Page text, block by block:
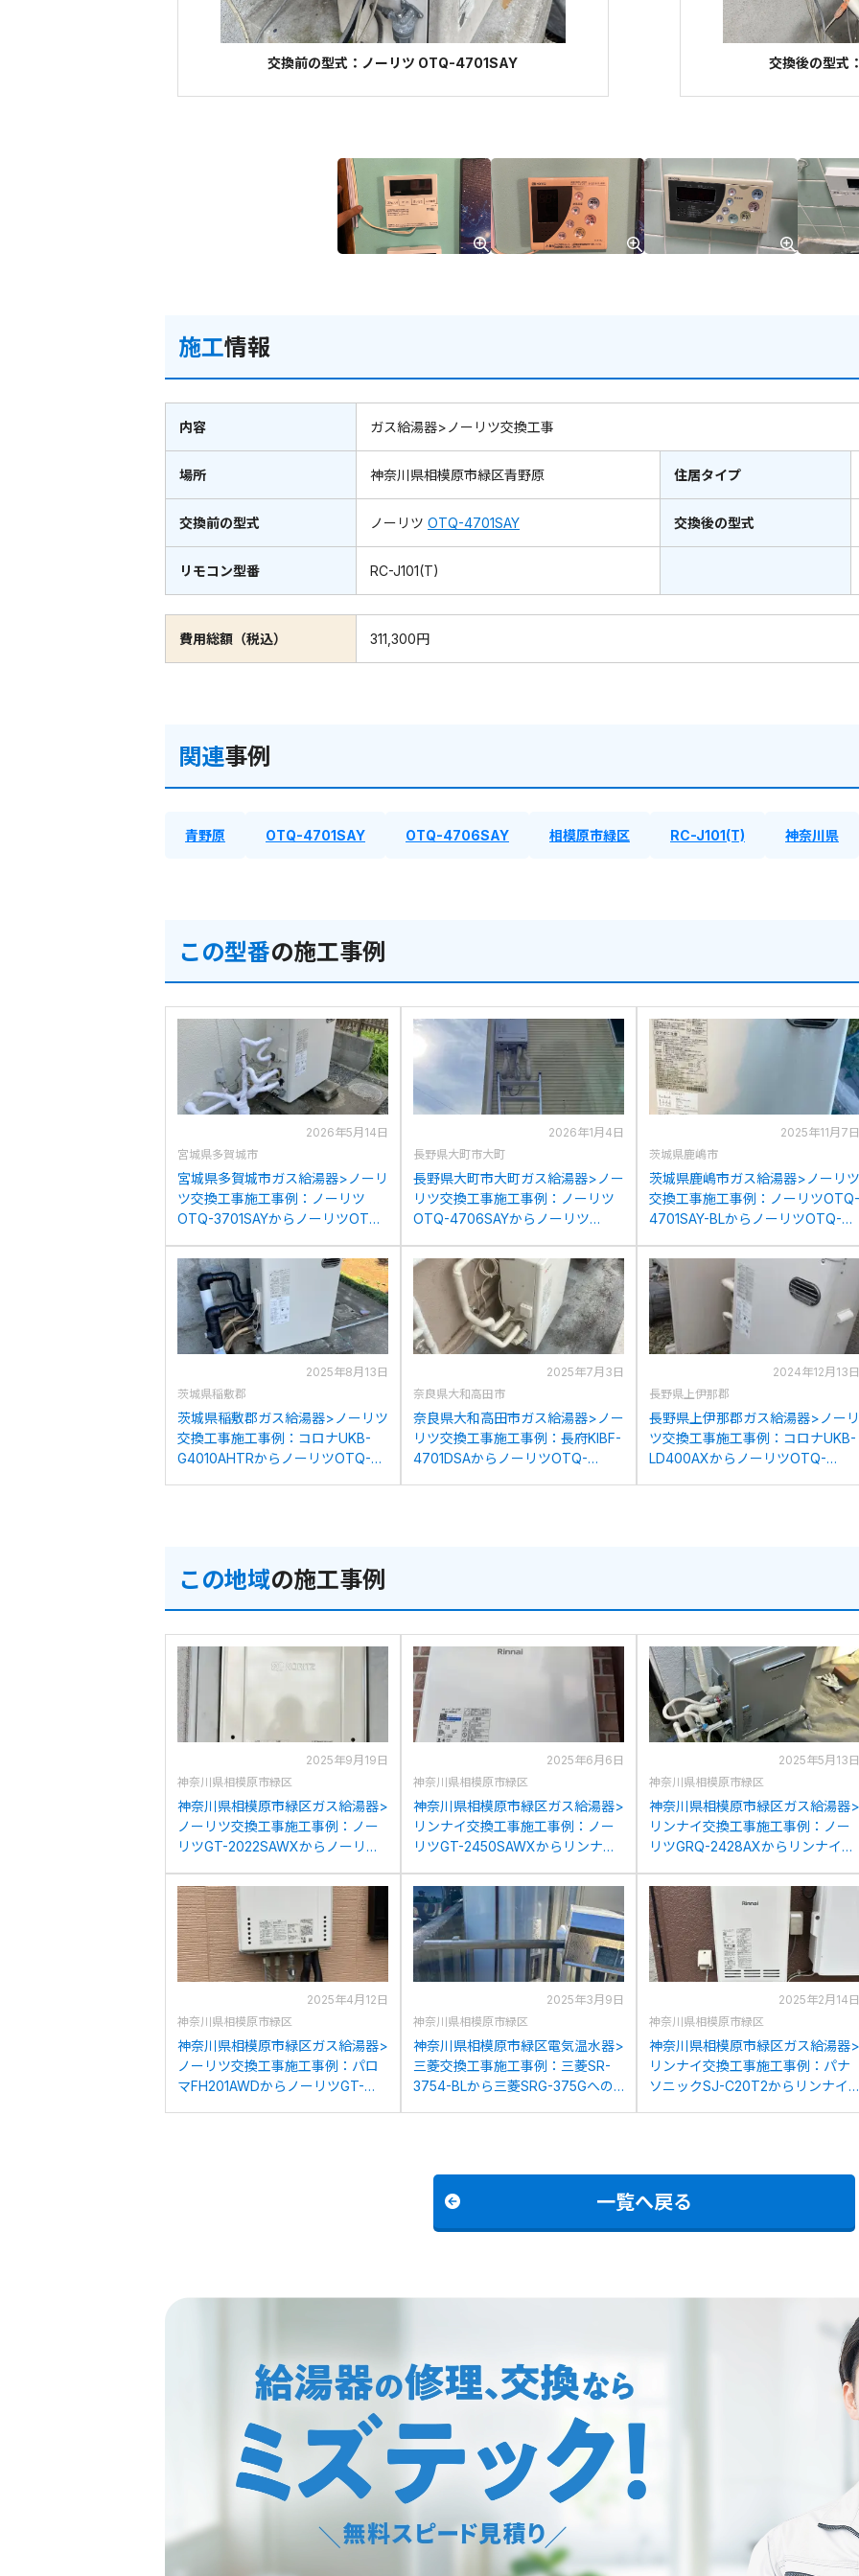
交換前の型式：ノーリツ OTQ-4701SAY 交換後の型式
施工情報
内容 ガス給湯器>ノーリツ交換工事
場所 神奈川県相模原市緑区青野原 住居タイプ
交換前の型式 ノーリツ OTQ-4701SAY 交換後の型式
リモコン型番 RC-J101(T)
費用総額（税込） 311,300円
関連事例
青野原 OTQ-4701SAY OTQ-4706SAY 相模原市緑区 RC-J101(T) 神奈川県
この型番の施工事例
2026年5月14日
宮城県多賀城市
宮城県多賀城市ガス給湯器>ノーリ
ツ交換工事施工事例：ノーリツ
OTQ-3701SAYからノーリツOTQ-
2026年1月4日
長野県大町市大町
長野県大町市大町ガス給湯器>ノー
リツ交換工事施工事例：ノーリツ
OTQ-4706SAYからノーリツ
2025年11月7日
茨城県鹿嶋市
茨城県鹿嶋市ガス給湯器>ノーリツ
交換工事施工事例：ノーリツOTQ-
4701SAY-BLからノーリツOTQ-
2025年8月13日
茨城県稲敷郡
茨城県稲敷郡ガス給湯器>ノーリツ
交換工事施工事例：コロナUKB-
G4010AHTRからノーリツOTQ-
2025年7月3日
奈良県大和高田市
奈良県大和高田市ガス給湯器>ノー
リツ交換工事施工事例：長府KIBF-
4701DSAからノーリツOTQ-
2024年12月13日
長野県上伊那郡
長野県上伊那郡ガス給湯器>ノーリ
ツ交換工事施工事例：コロナUKB-
LD400AXからノーリツOTQ-
この地域の施工事例
2025年9月19日
神奈川県相模原市緑区
神奈川県相模原市緑区ガス給湯器>
ノーリツ交換工事施工事例：ノー
リツGT-2022SAWXからノーリツ
2025年6月6日
神奈川県相模原市緑区
神奈川県相模原市緑区ガス給湯器>
リンナイ交換工事施工事例：ノー
リツGT-2450SAWXからリンナイ
2025年5月13日
神奈川県相模原市緑区
神奈川県相模原市緑区ガス給湯器>
リンナイ交換工事施工事例：ノー
リツGRQ-2428AXからリンナイ
2025年4月12日
神奈川県相模原市緑区
神奈川県相模原市緑区ガス給湯器>
ノーリツ交換工事施工事例：パロ
マFH201AWDからノーリツGT-
2025年3月9日
神奈川県相模原市緑区
神奈川県相模原市緑区電気温水器>
三菱交換工事施工事例：三菱SR-
3754-BLから三菱SRG-375Gへの
2025年2月14日
神奈川県相模原市緑区
神奈川県相模原市緑区ガス給湯器>
リンナイ交換工事施工事例：パナ
ソニックSJ-C20T2からリンナイ
一覧へ戻る